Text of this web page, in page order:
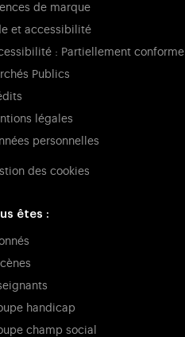
de marque
et accessibilité
: Partiellement conforme
Publics
légales
personnelles
des cookies
êtes :
handicap
champ social